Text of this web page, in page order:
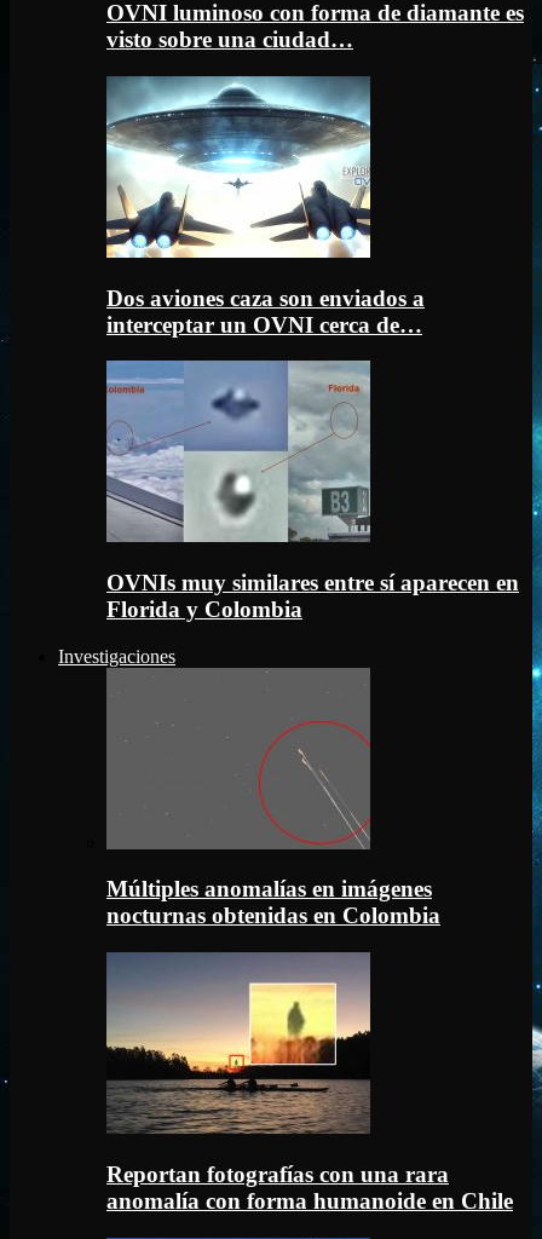
OVNI luminoso con forma de diamante es
visto sobre una ciudad…
Dos aviones caza son enviados a
interceptar un OVNI cerca de…
OVNIs muy similares entre sí aparecen en
Florida y Colombia
Investigaciones
Múltiples anomalías en imágenes
nocturnas obtenidas en Colombia
Reportan fotografías con una rara
anomalía con forma humanoide en Chile